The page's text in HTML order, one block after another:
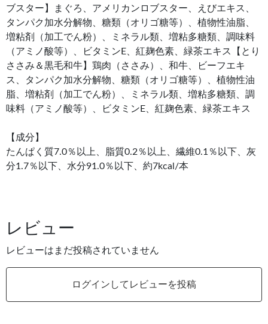
ブスター】まぐろ、アメリカンロブスター、えびエキス、
タンパク加水分解物、糖類（オリゴ糖等）、植物性油脂、
増粘剤（加工でん粉）、ミネラル類、増粘多糖類、調味料
（アミノ酸等）、ビタミンE、紅麹色素、緑茶エキス【とり
ささみ＆黒毛和牛】鶏肉（ささみ）、和牛、ビーフエキ
ス、タンパク加水分解物、糖類（オリゴ糖等）、植物性油
脂、増粘剤（加工でん粉）、ミネラル類、増粘多糖類、調
味料（アミノ酸等）、ビタミンE、紅麹色素、緑茶エキス
【成分】
たんぱく質7.0％以上、脂質0.2％以上、繊維0.1％以下、灰
分1.7％以下、水分91.0％以下、約7kcal/本
レビュー
レビューはまだ投稿されていません
ログインしてレビューを投稿